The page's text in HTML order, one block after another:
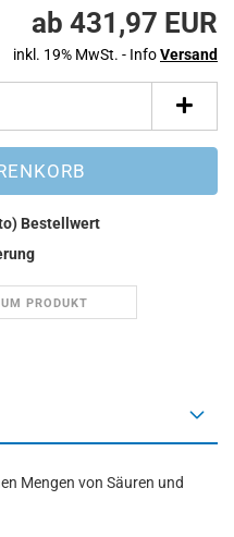
ab 431,97 EUR
inkl. 19% MwSt. - InfoVersand
PRODUKT
Mengen von Säuren und